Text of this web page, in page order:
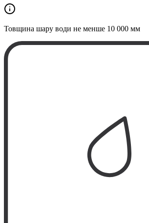
Товщина шару води не менше 10 000 мм